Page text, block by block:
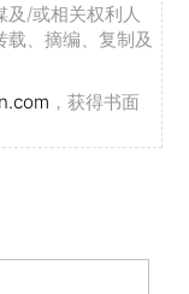
及/或相关权利人
、摘编、复制及
，获得书面